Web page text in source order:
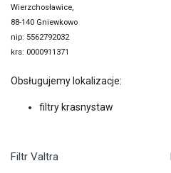
Wierzchosławice,
88-140 Gniewkowo
nip: 5562792032
krs: 0000911371
Obsługujemy lokalizacje:
filtry krasnystaw
Filtr Valtra